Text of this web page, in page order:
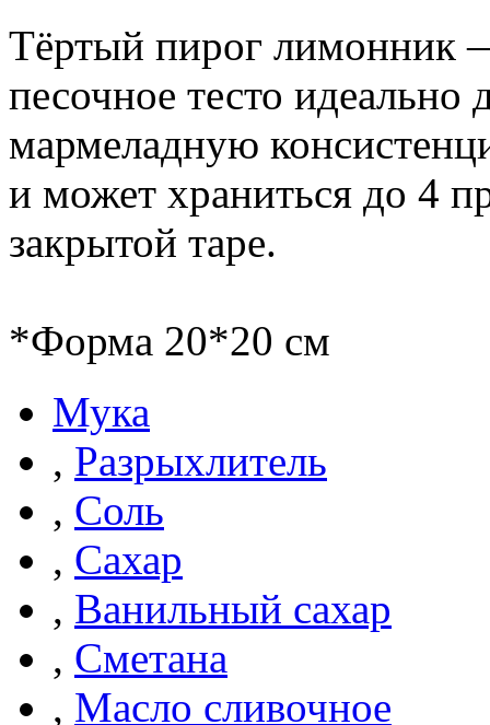
Тёртый пирог лимонник
песочное тесто идеально
мармеладную
и может храниться до 4
закрытой таре.
*Форма 20*20 cм
Мука
, Разрыхлитель
, Соль
, Сахар
, Ванильный сахар
, Сметана
, Масло сливочное